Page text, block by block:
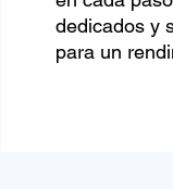
dedicados y
para un